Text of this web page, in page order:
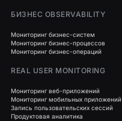
БИЗНЕС OBSERVABILITY
Мониторинг бизнес-систем
Мониторинг бизнес-процессов
Мониторинг бизнес-операций
REAL USER MONITORING
Мониторинг веб-приложений
Мониторинг мобильных приложений
Запись пользовательских сессий
Продуктовая аналитика